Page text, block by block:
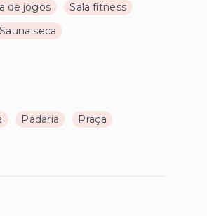
de jogos
Sala fitness
Sauna seca
Padaria
Praça